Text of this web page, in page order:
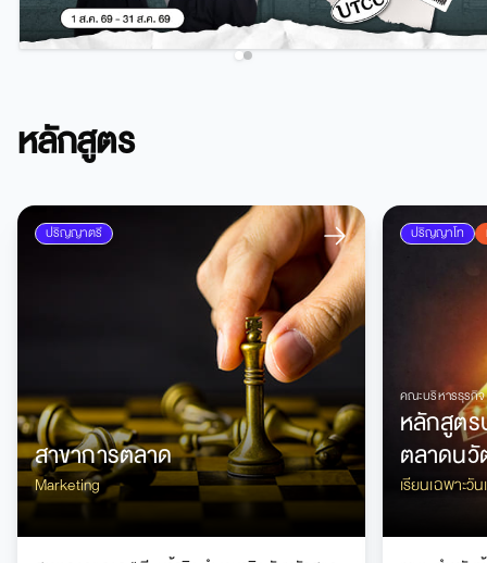
หลักสูตร
ปริญญาตรี
สาขาการตลาด
Marketing
ปริญญาโท
คณะบริหารธุรกิ
หลักสูต
ตลาดนวั
เรียนเฉพาะวั